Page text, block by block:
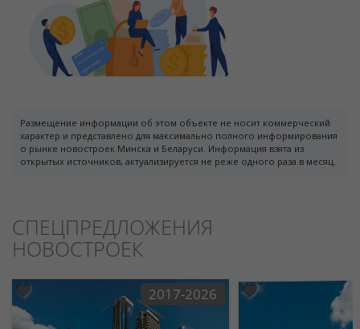
Размещение информации об этом объекте не носит коммерческий
характер и представлено для максимально полного информирования
о рынке новостроек Минска и Беларуси. Информация взята из
открытых источников, актуализируется не реже одного раза в месяц.
СПЕЦПРЕДЛОЖЕНИЯ
НОВОСТРОЕК
2017-2026